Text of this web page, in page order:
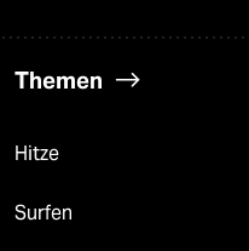
Themen
Hitze
Surfen